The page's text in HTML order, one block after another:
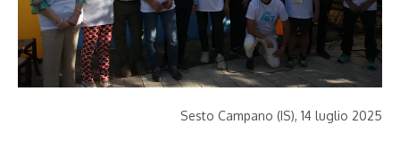
Sesto Campano (IS), 14 luglio 2025